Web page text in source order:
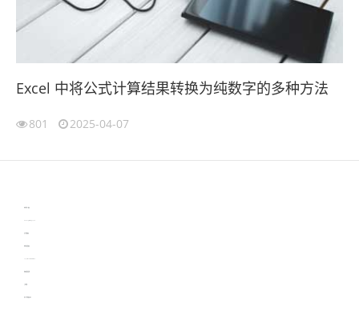
Excel 中将公式计算结果转换为纯数字的多种方法
801 2025-04-07